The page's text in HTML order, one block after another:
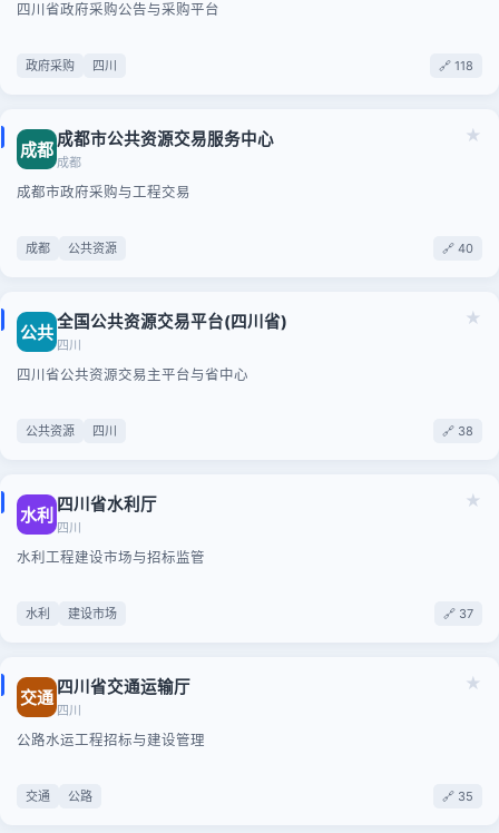
四川省政府采购公告与采购平台
政府采购 四川 🔗 118
★
成都 成都市公共资源交易服务中心
成都
成都市政府采购与工程交易
成都 公共资源 🔗 40
★
公共全国公共资源交易平台(四川省)
四川
四川省公共资源交易主平台与省中心
公共资源 四川 🔗 38
★
水利 四川省水利厅
四川
水利工程建设市场与招标监管
水利 建设市场 🔗 37
★
交通 四川省交通运输厅
四川
公路水运工程招标与建设管理
交通 公路 🔗 35